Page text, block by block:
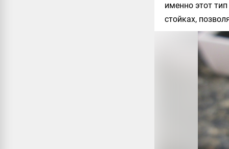
именно этот
стойках,